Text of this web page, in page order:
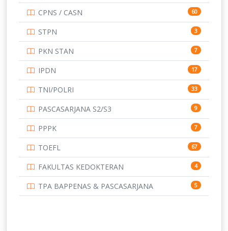
CPNS / CASN 60
STPN 3
PKN STAN 7
IPDN 17
TNI/POLRI 33
PASCASARJANA S2/S3 9
PPPK 7
TOEFL 67
FAKULTAS KEDOKTERAN 4
TPA BAPPENAS & PASCASARJANA 5